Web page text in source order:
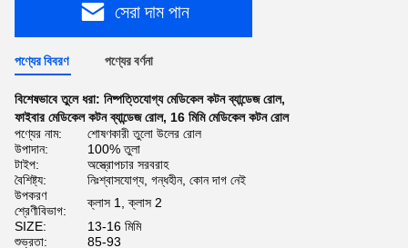
সেরা দাম পান
পণ্যের বিবরণ পণ্যের বর্ণনা
বিশেষভাবে তুলে ধরা: নিষ্পত্তিযোগ্য মেডিকেল কটন ব্যান্ডেজ রোল,
ফাইবার মেডিকেল কটন ব্যান্ডেজ রোল, 16 মিমি মেডিকেল কটন রোল
পণ্যের নাম:
শোষণকারী তুলো উলের রোল
উপাদান:
100% তুলা
টাইপ:
অস্ত্রোপচার সরবরাহ
বৈশিষ্ট্য:
নিঃশ্বাসযোগ্য, গন্ধহীন, কোন দাগ নেই
উপকরণ
শ্রেণীবিভাগ:
ক্লাস 1, ক্লাস 2
SIZE:
13-16 মিমি
শুভ্রতা:
85-93